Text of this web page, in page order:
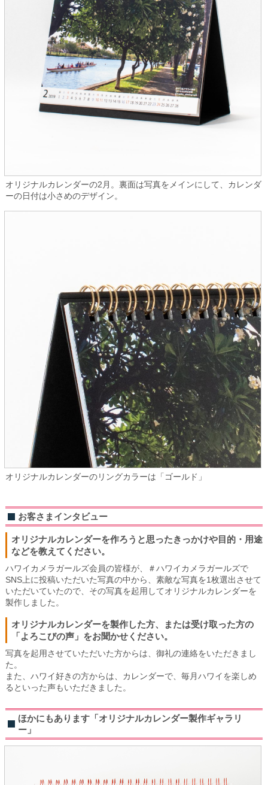
オリジナルカレンダーの2月。裏面は写真をメインにして、カレンダ
ーの日付は小さめのデザイン。
オリジナルカレンダーのリングカラーは「ゴールド」
お客さまインタビュー
オリジナルカレンダーを作ろうと思ったきっかけや目的・用途
などを教えてください。
ハワイカメラガールズ会員の皆様が、＃ハワイカメラガールズで
SNS上に投稿いただいた写真の中から、素敵な写真を1枚選出させて
いただいていたので、その写真を起用してオリジナルカレンダーを
製作しました。
オリジナルカレンダーを製作した方、または受け取った方の
「よろこびの声」をお聞かせください。
写真を起用させていただいた方からは、御礼の連絡をいただきまし
た。
また、ハワイ好きの方からは、カレンダーで、毎月ハワイを楽しめ
るといった声もいただきました。
ほかにもあります「オリジナルカレンダー製作ギャラリ
ー」